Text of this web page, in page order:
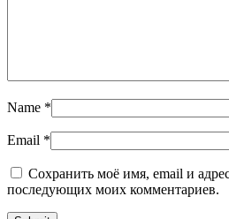
Name *
Email *
Сохранить моё имя, email и
последующих моих комментариев.